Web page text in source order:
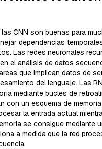
CNN son buenas para
dependencias
Las redes neuronales
el análisis de datos
que implican datos de
del lenguaje. Las
mediante bucles de
con un esquema de
la entrada actual
se consigue mediante
a medida que la red